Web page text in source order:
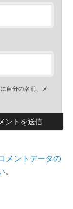
自分の名前、メ
メントデータの
。